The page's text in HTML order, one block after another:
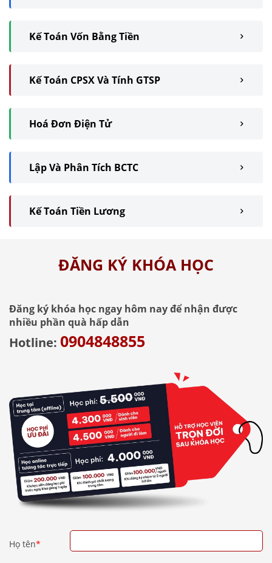
Kế Toán Vốn Bằng Tiền
Kế Toán CPSX Và Tính GTSP
Hoá Đơn Điện Tử
Lập Và Phân Tích BCTC
Kế Toán Tiền Lương
ĐĂNG KÝ KHÓA HỌC
Đăng ký khóa học ngay hôm nay để nhận được
nhiều phần quà hấp dẫn
Hotline: 0904848855
Họ tên*